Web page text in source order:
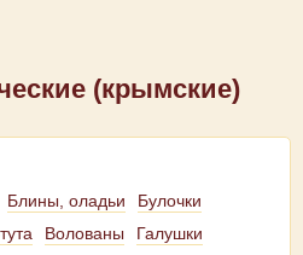
(крымские)
Блины, оладьи
Булочки
Волованы
Галушки